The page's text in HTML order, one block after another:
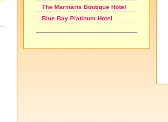
The Marmaris Boutique Hotel
Blue Bay Platinum Hotel